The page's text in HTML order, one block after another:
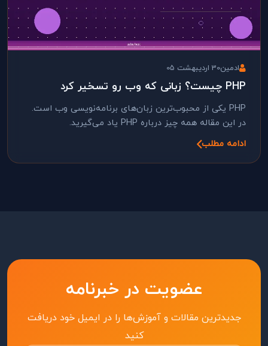
ادمین30 اردیبهشت 05
PHP چیست؟ زبانی که وب رو تسخیر کرد
PHP یکی از محبوب‌ترین زبان‌های برنامه‌نویسی وب است.
در این مقاله همه چیز درباره PHP یاد می‌گیرید.
ادامه مطلب
عضویت در خبرنامه
جدیدترین مقالات و آموزش‌ها را در ایمیل خود دریافت
کنید